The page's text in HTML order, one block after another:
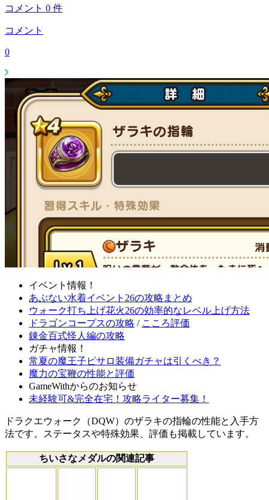
コメント 0 件
コメント
0
イベント情報！
あぶない水着イベント26の攻略まとめ
ウォーク打ち上げ花火26の効率的なレベル上げ方法
ドラゴンコープスの攻略 / こころ評価
錬金百式怪人編の攻略
ガチャ情報！
常夏の魔王子ピサロ装備ガチャは引くべき？
魔力の宝鞭の性能と評価
GameWithからのお知らせ
未経験可&完全在宅！攻略ライター募集！
ドラクエウォーク（DQW）のザラキの指輪の性能と入手方
法です。ステータスや特殊効果、評価も掲載しています。
ちいさなメダルの関連記事